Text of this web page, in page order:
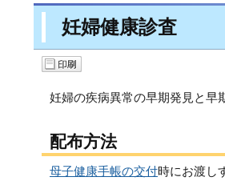
妊婦健康診査
妊婦の疾病異常の早期発見と早
配布方法
母子健康手帳の交付時にお渡し